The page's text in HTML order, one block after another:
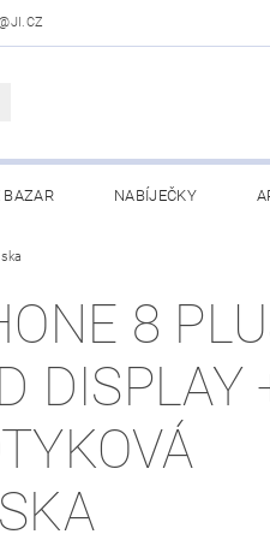
BAZAR NABÍJEČKY
PODMÍNKY
8
DISPLAY